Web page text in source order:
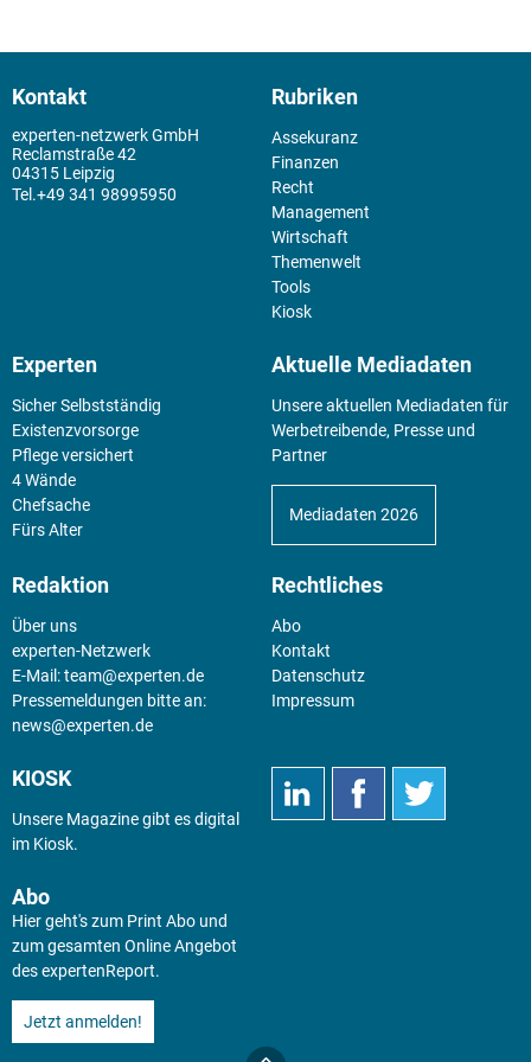
Kontakt
experten-netzwerk GmbH
Reclamstraße 42
04315 Leipzig
+49 341 98995950
Rubriken
Assekuranz
Finanzen
Recht
Management
Wirtschaft
Themenwelt
Tools
Kiosk
Experten
Sicher Selbstständig
Existenz­vorsorge
Pflege versichert
4 Wände
Chefsache
Fürs Alter
Aktuelle Mediadaten
Unsere aktuellen Mediadaten für
Werbetreibende, Presse und
Partner
Mediadaten 2026
Redaktion
Über uns
experten-Netzwerk
E-Mail:team@experten.de
Pressemeldungen bitte an:
news@experten.de
Rechtliches
Abo
Kontakt
Datenschutz
Impressum
KIOSK
Unsere Magazine gibt es digital
im Kiosk.
Abo
Hier geht's zum Print Abo und
zum gesamten Online Angebot
des expertenReport.
Jetzt anmelden!